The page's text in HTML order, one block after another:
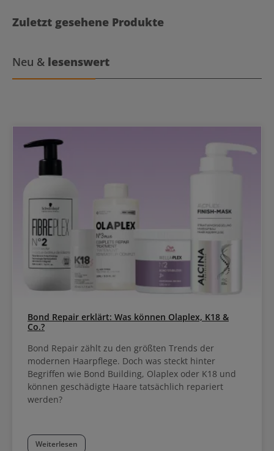
Zuletzt gesehene Produkte
Neu & lesenswert
Bond Repair erklärt: Was können Olaplex, K18 &
Co.?
Bond Repair zählt zu den größten Trends der
modernen Haarpflege. Doch was steckt hinter
Begriffen wie Bond Building, Olaplex oder K18 und
können geschädigte Haare tatsächlich repariert
werden?
Weiterlesen